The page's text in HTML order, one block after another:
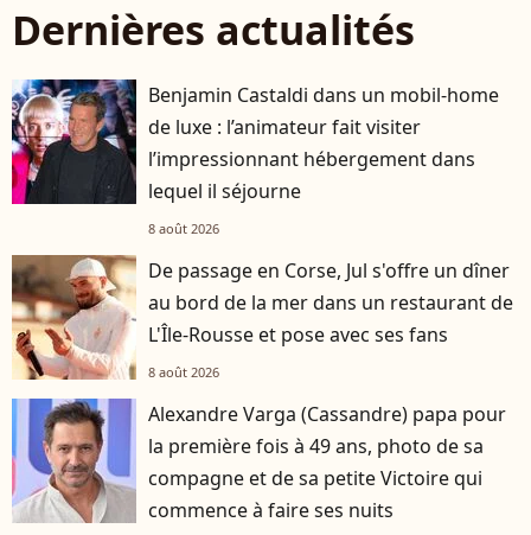
Dernières actualités
Benjamin Castaldi dans un mobil-home
de luxe : l’animateur fait visiter
l’impressionnant hébergement dans
lequel il séjourne
8 août 2026
De passage en Corse, Jul s'offre un dîner
au bord de la mer dans un restaurant de
L'Île-Rousse et pose avec ses fans
8 août 2026
Alexandre Varga (Cassandre) papa pour
la première fois à 49 ans, photo de sa
compagne et de sa petite Victoire qui
commence à faire ses nuits